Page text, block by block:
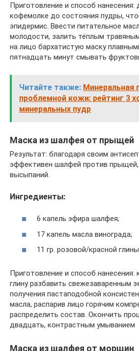
Приготовление и способ нанесения:
кофемолке до состояния пудры,
эпидермис. Ввести питательное
молодости, залить тёплым
на лицо бархатистую маску
пятнадцать минут смывать
Читайте также: Минеральная
проблемной кожи: рейтинг 3
минеральных пудр
Маска из шалфея от прыщей
Результат: благодаря своим
эффективен шалфей против прыщей,
высыпаний.
Ингредиенты:
6 капель эфира шалфея;
17 капель масла винограда;
11 гр. розовой/красной
Приготовление и способ нанесения:
глину разбавить свежезаваренным
получения пастаподобной
масла, распарив лицо горячим
распределить состав. Окончить
двадцать, контрастным умыванием
Маска из шалфея от морщин